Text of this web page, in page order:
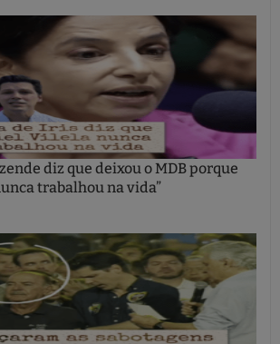
diz que deixou o MDB porque
trabalhou na vida”